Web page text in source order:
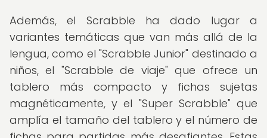
Además, el Scrabble ha dado lugar a
variantes temáticas que van más allá de la
lengua, como el "Scrabble Junior" destinado a
niños, el "Scrabble de viaje" que ofrece un
tablero más compacto y fichas sujetas
magnéticamente, y el "Super Scrabble" que
amplía el tamaño del tablero y el número de